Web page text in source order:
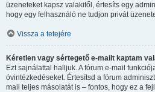
üzeneteket kapsz valakitől, értesíts egy
hogy egy felhasználó ne tudjon privát
Vissza a tetejére
Kéretlen vagy sértegető e-mailt kaptam
Ezt sajnálattal halljuk. A fórum e-mail
óvintézkedéseket. Értesítsd a fórum
mail teljes másolatát is – fontos, hogy ez a